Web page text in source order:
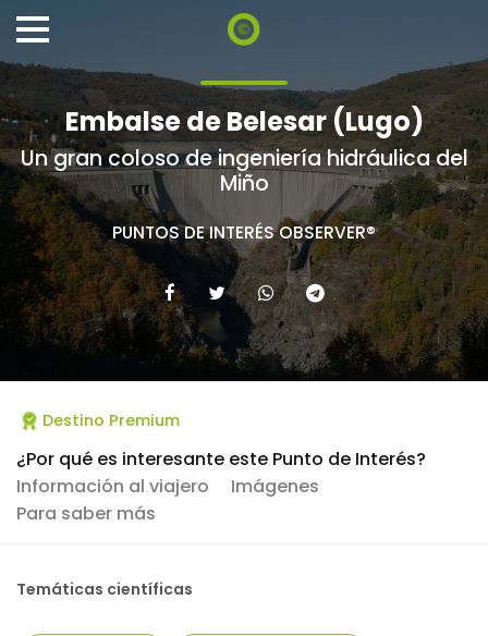
Embalse de Belesar (Lugo)
Un gran coloso de ingeniería hidráulica del
Miño
PUNTOS DE INTERÉS OBSERVER®
Destino Premium
¿Por qué es interesante este Punto de Interés?
Información al viajero
Imágenes
Para saber más
Temáticas científicas